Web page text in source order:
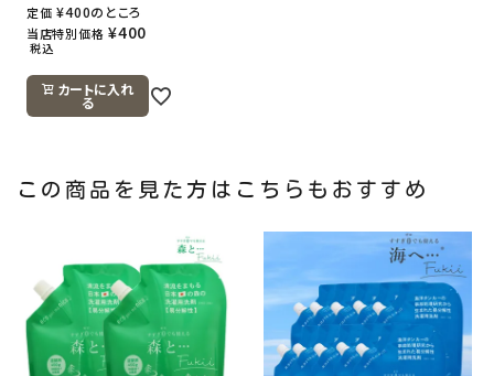
定価 ¥400のところ
当店特別価格 ¥400
税込
カートに入れ
る
この商品を見た方はこちらもおすすめ